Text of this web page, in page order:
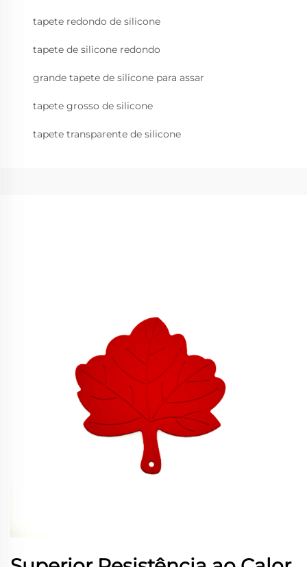
tapete redondo de silicone
tapete de silicone redondo
grande tapete de silicone para assar
tapete grosso de silicone
tapete transparente de silicone